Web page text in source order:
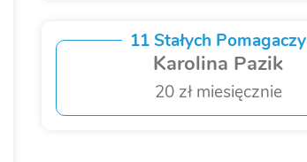
11 Stałych Pomagaczy
Karolina Pazik
20 zł miesięcznie